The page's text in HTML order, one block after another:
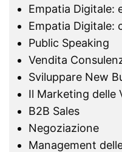
Empatia Digitale:
Empatia Digitale:
Public Speaking
Vendita
Sviluppare New
Il Marketing delle
B2B Sales
Negoziazione
Management